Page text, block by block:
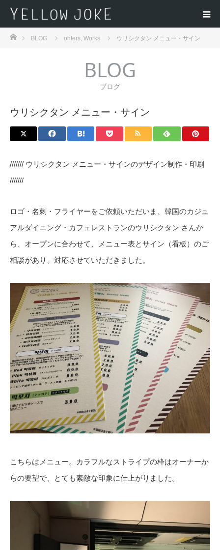
ホームBLOG ohters, Works ウリシクタン メニュー・サイン
BLOG
ブログ
ウリシクタン メニュー・サイン
/////// ウリシクタン メニュー・サインのデザイン制作・印刷
///////
ロゴ・名刺・フライヤーをご依頼いただいま、韓国のカジュ
アルダイニング・カフェレストランのウリシクタン さんか
ら、オープンに合わせて、メニュー表とサイン（看板）のご
相談があり、対応させていただきました。
こちらはメニュー。カラフルなストライプの枠はオーナーか
らの要望で、とても素敵な印象に仕上がりました。